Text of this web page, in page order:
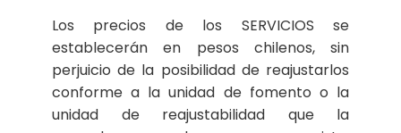
Los precios de los SERVICIOS se
establecerán en pesos chilenos, sin
perjuicio de la posibilidad de reajustarlos
conforme a la unidad de fomento o la
unidad de reajustabilidad que la